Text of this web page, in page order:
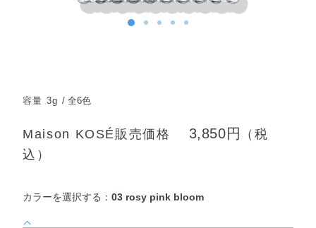
容量 3g 全6色
Maison KOSÉ販売価格 3,850円
（税
込）
カラーを選択する：03 rosy pink bloom